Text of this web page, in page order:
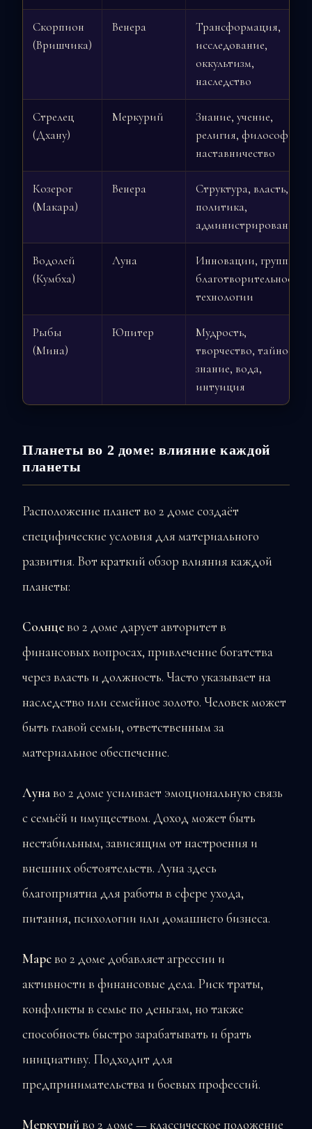
Скорпион
(Вришчика)
Венера
Трансформация,
исследование,
оккультизм,
наследство
Стрелец
(Дхану)
Меркурий
Знание, учение,
религия, философия,
наставничество
Козерог
(Макара)
Венера
Структура, власть,
политика,
администрирование
Водолей
(Кумбха)
Луна
Инновации, группы,
благотворительность,
технологии
Рыбы
(Мина)
Юпитер
Мудрость,
творчество, тайное
знание, вода,
интуиция
Планеты во 2 доме: влияние каждой
планеты
Расположение планет во 2 доме создаёт
специфические условия для материального
развития. Вот краткий обзор влияния каждой
планеты:
Солнцево 2 доме дарует авторитет в
финансовых вопросах, привлечение богатства
через власть и должность. Часто указывает на
наследство или семейное золото. Человек может
быть главой семьи, ответственным за
материальное обеспечение.
Лунаво 2 доме усиливает эмоциональную связь
с семьёй и имуществом. Доход может быть
нестабильным, зависящим от настроения и
внешних обстоятельств. Луна здесь
благоприятна для работы в сфере ухода,
питания, психологии или домашнего бизнеса.
Марсво 2 доме добавляет агрессии и
активности в финансовые дела. Риск траты,
конфликты в семье по деньгам, но также
способность быстро зарабатывать и брать
инициативу. Подходит для
предпринимательства и боевых профессий.
Меркурийво 2 доме — классическое положение